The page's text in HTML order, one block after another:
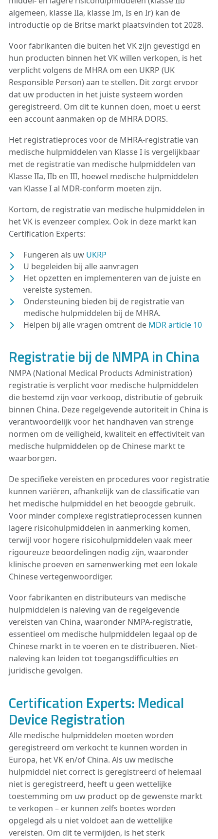
algemeen, klasse IIa, klasse Im, Is en Ir) kan de
introductie op de Britse markt plaatsvinden tot 2028.
Voor fabrikanten die buiten het VK zijn gevestigd en
hun producten binnen het VK willen verkopen, is het
verplicht volgens de MHRA om een UKRP (UK
Responsible Person) aan te stellen. Dit zorgt ervoor
dat uw producten in het juiste systeem worden
geregistreerd. Om dit te kunnen doen, moet u eerst
een account aanmaken op de MHRA DORS.
Het registratieproces voor de MHRA-registratie van
medische hulpmiddelen van Klasse I is vergelijkbaar
met de registratie van medische hulpmiddelen van
Klasse IIa, IIb en III, hoewel medische hulpmiddelen
van Klasse I al MDR-conform moeten zijn.
Kortom, de registratie van medische hulpmiddelen in
het VK is evenzeer complex. Ook in deze markt kan
Certification Experts:
Fungeren als uw UKRP
U begeleiden bij alle aanvragen
Het opzetten en implementeren van de juiste en
vereiste systemen.
Ondersteuning bieden bij de registratie van
medische hulpmiddelen bij de MHRA.
Helpen bij alle vragen omtrent de MDR article 10
Registratie bij de NMPA in China
NMPA (National Medical Products Administration)
registratie is verplicht voor medische hulpmiddelen
die bestemd zijn voor verkoop, distributie of gebruik
binnen China. Deze regelgevende autoriteit in China is
verantwoordelijk voor het handhaven van strenge
normen om de veiligheid, kwaliteit en effectiviteit van
medische hulpmiddelen op de Chinese markt te
waarborgen.
De specifieke vereisten en procedures voor registratie
kunnen variëren, afhankelijk van de classificatie van
het medische hulpmiddel en het beoogde gebruik.
Voor minder complexe registratieprocessen kunnen
lagere risicohulpmiddelen in aanmerking komen,
terwijl voor hogere risicohulpmiddelen vaak meer
rigoureuze beoordelingen nodig zijn, waaronder
klinische proeven en samenwerking met een lokale
Chinese vertegenwoordiger.
Voor fabrikanten en distributeurs van medische
hulpmiddelen is naleving van de regelgevende
vereisten van China, waaronder NMPA-registratie,
essentieel om medische hulpmiddelen legaal op de
Chinese markt in te voeren en te distribueren. Niet-
naleving kan leiden tot toegangsdifficulties en
juridische gevolgen.
Certification Experts: Medical
Device Registration
Alle medische hulpmiddelen moeten worden
geregistreerd om verkocht te kunnen worden in
Europa, het VK en/of China. Als uw medische
hulpmiddel niet correct is geregistreerd of helemaal
niet is geregistreerd, heeft u geen wettelijke
toestemming om uw product op de gewenste markt
te verkopen – er kunnen zelfs boetes worden
opgelegd als u niet voldoet aan de wettelijke
vereisten. Om dit te vermijden, is het sterk